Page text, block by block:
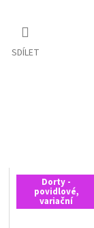
SDÍLET
Dorty -
povidlové,
variační